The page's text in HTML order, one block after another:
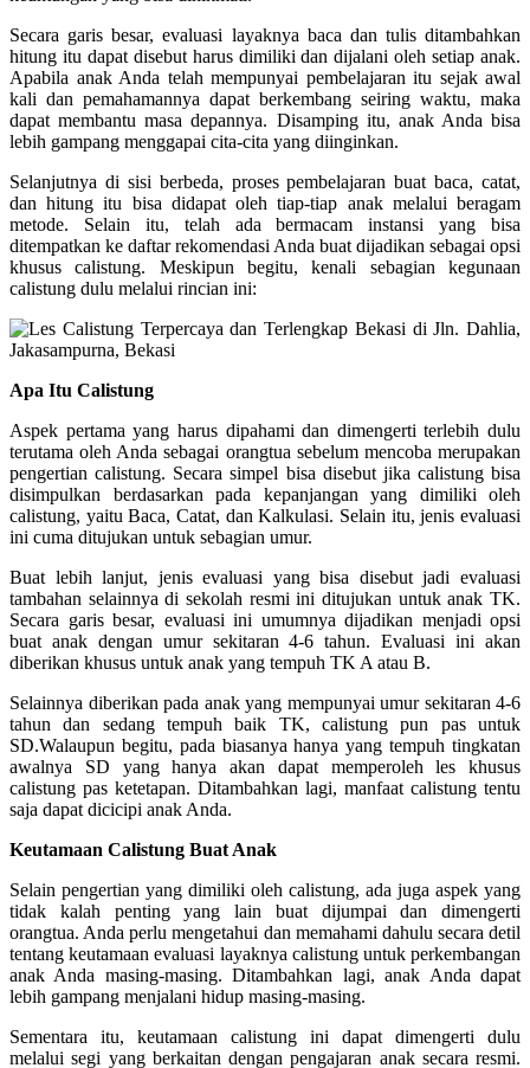
Secara garis besar, evaluasi layaknya baca dan tulis ditambahkan
hitung itu dapat disebut harus dimiliki dan dijalani oleh setiap anak.
Apabila anak Anda telah mempunyai pembelajaran itu sejak awal
kali dan pemahamannya dapat berkembang seiring waktu, maka
dapat membantu masa depannya. Disamping itu, anak Anda bisa
lebih gampang menggapai cita-cita yang diinginkan.
Selanjutnya di sisi berbeda, proses pembelajaran buat baca, catat,
dan hitung itu bisa didapat oleh tiap-tiap anak melalui beragam
metode. Selain itu, telah ada bermacam instansi yang bisa
ditempatkan ke daftar rekomendasi Anda buat dijadikan sebagai opsi
khusus calistung. Meskipun begitu, kenali sebagian kegunaan
calistung dulu melalui rincian ini:
Apa Itu Calistung
Aspek pertama yang harus dipahami dan dimengerti terlebih dulu
terutama oleh Anda sebagai orangtua sebelum mencoba merupakan
pengertian calistung. Secara simpel bisa disebut jika calistung bisa
disimpulkan berdasarkan pada kepanjangan yang dimiliki oleh
calistung, yaitu Baca, Catat, dan Kalkulasi. Selain itu, jenis evaluasi
ini cuma ditujukan untuk sebagian umur.
Buat lebih lanjut, jenis evaluasi yang bisa disebut jadi evaluasi
tambahan selainnya di sekolah resmi ini ditujukan untuk anak TK.
Secara garis besar, evaluasi ini umumnya dijadikan menjadi opsi
buat anak dengan umur sekitaran 4-6 tahun. Evaluasi ini akan
diberikan khusus untuk anak yang tempuh TK A atau B.
Selainnya diberikan pada anak yang mempunyai umur sekitaran 4-6
tahun dan sedang tempuh baik TK, calistung pun pas untuk
SD.Walaupun begitu, pada biasanya hanya yang tempuh tingkatan
awalnya SD yang hanya akan dapat memperoleh les khusus
calistung pas ketetapan. Ditambahkan lagi, manfaat calistung tentu
saja dapat dicicipi anak Anda.
Keutamaan Calistung Buat Anak
Selain pengertian yang dimiliki oleh calistung, ada juga aspek yang
tidak kalah penting yang lain buat dijumpai dan dimengerti
orangtua. Anda perlu mengetahui dan memahami dahulu secara detil
tentang keutamaan evaluasi layaknya calistung untuk perkembangan
anak Anda masing-masing. Ditambahkan lagi, anak Anda dapat
lebih gampang menjalani hidup masing-masing.
Sementara itu, keutamaan calistung ini dapat dimengerti dulu
melalui segi yang berkaitan dengan pengajaran anak secara resmi.